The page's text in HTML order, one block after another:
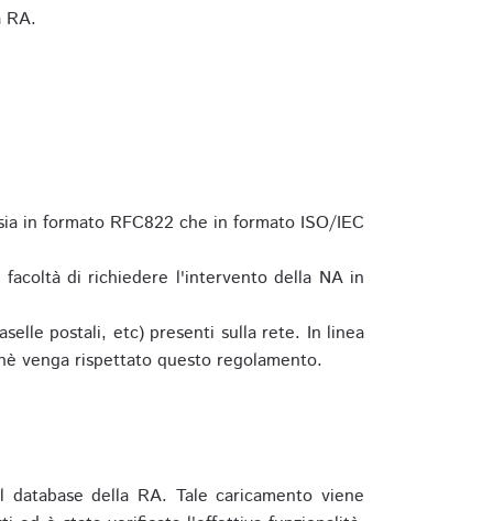
in formato RFC822 che in formato ISO/IEC
di richiedere l'intervento della NA in
postali, etc) presenti sulla rete. In linea
venga rispettato questo regolamento.
della RA. Tale caricamento viene